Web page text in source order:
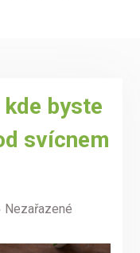
byste
svícnem
Nezařazené